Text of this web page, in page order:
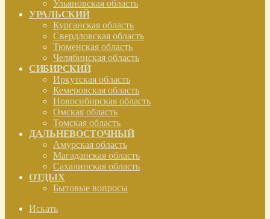
Ульяновская область
УРАЛЬСКИЙ
Курганская область
Свердловская область
Тюменская область
Челябинская область
СИБИРСКИЙ
Иркутская область
Кемеровская область
Новосибирская область
Омская область
Томская область
ДАЛЬНЕВОСТОЧНЫЙ
Амурская область
Магаданская область
Сахалинская область
ОТДЫХ
Бытовые вопросы
Искать